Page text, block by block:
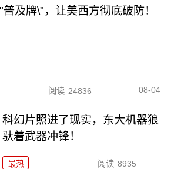
及牌\"，让美西方彻底破防！
阅读 24836 08-04
科幻片照进了现实，东大机器狼
驮着武器冲锋！
最热 阅读 8935